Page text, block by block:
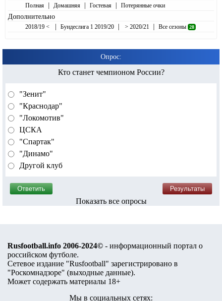
Полная | Домашняя | Гостевая | Потерянные очки
Дополнительно
2018/19 < | Бундеслига 1 2019/20 | > 2020/21 | Все сезоны 28
Опрос:
Кто станет чемпионом России?
"Зенит"
"Краснодар"
"Локомотив"
ЦСКА
"Спартак"
"Динамо"
Другой клуб
Показать все опросы
Rusfootball.info 2006-2024© - информационный портал о
российском футболе.
Сетевое издание "Rusfootball" зарегистрировано в
"Роскомнадзоре" (выходные данные).
Может содержать материалы 18+
Мы в социальных сетях: